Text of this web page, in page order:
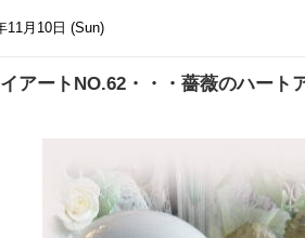
11月10日 (Sun)
アートNO.62・・・薔薇のハート